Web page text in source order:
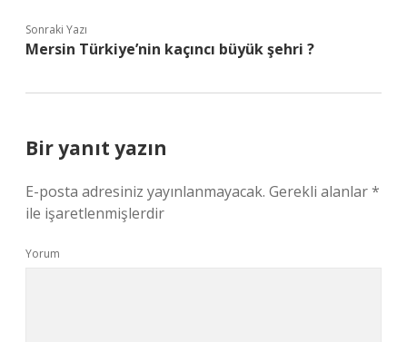
Sonraki Yazı
Mersin Türkiye’nin kaçıncı büyük şehri ?
Bir yanıt yazın
E-posta adresiniz yayınlanmayacak. Gerekli alanlar*
ile işaretlenmişlerdir
Yorum